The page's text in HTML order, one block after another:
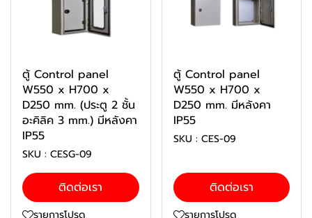
ตู้ Control panel
W550 x H700 x
D250 mm. (ประตู 2 ชั้น
อะคิลิค 3 mm.) มีหลังคา
IP55
SKU : CESG-09
ติดต่อเรา
รายการโปรด
ตู้ Control panel
W550 x H700 x
D250 mm. มีหลังคา
IP55
SKU : CES-09
ติดต่อเรา
รายการโปรด